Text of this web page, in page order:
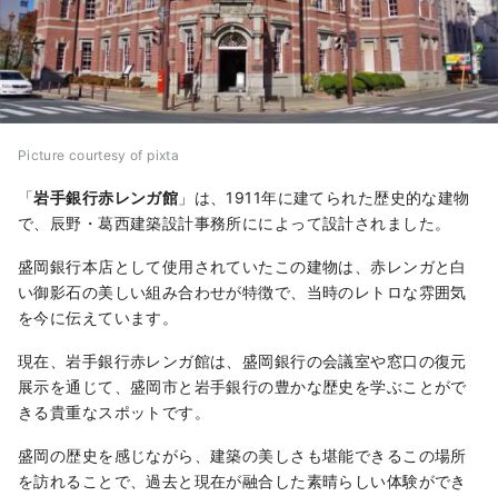
Picture courtesy of pixta
「岩手銀行赤レンガ館 」は、1911年に建てられた歴史的な建物
で、辰野・葛西建築設計事務所にによって設計されました。
盛岡銀行本店として使用されていたこの建物は、赤レンガと白
い御影石の美しい組み合わせが特徴で、当時のレトロな雰囲気
を今に伝えています。
現在、岩手銀行赤レンガ館は、盛岡銀行の会議室や窓口の復元
展示を通じて、盛岡市と岩手銀行の豊かな歴史を学ぶことがで
きる貴重なスポットです。
盛岡の歴史を感じながら、建築の美しさも堪能できるこの場所
を訪れることで、過去と現在が融合した素晴らしい体験ができ